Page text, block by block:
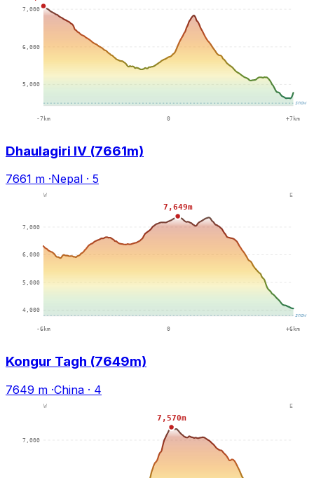
Dhaulagiri IV (7661m)
7661 m ·Nepal · 5
Kongur Tagh (7649m)
7649 m ·China · 4